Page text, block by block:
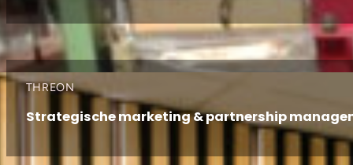
THREON
Strategische marketing & partnership